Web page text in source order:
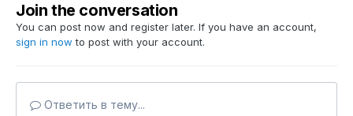
Join the conversation
You can post now and register later. If you have an account,
sign in now to post with your account.
Ответить в тему...